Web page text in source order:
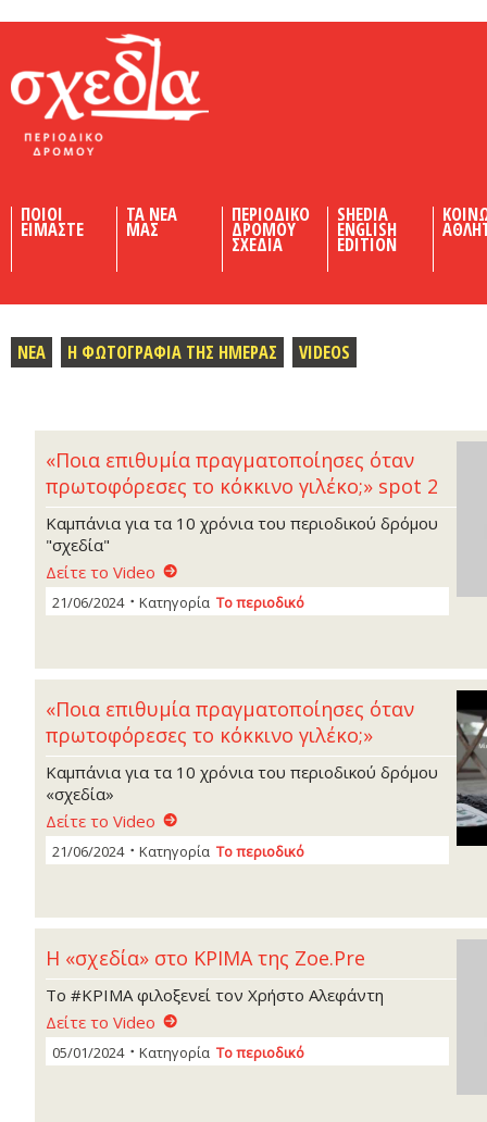
ΠΟΙΟΙ
ΕΙΜΑΣΤΕ
ΤΑ ΝΕΑ
ΜΑΣ
ΠΕΡΙΟΔΙΚΟ
ΔΡΟΜΟΥ
ΣΧΕΔΙΑ
SHEDIA
ENGLISH
EDITION
ΝΕΑ Η ΦΩΤΟΓΡΑΦΙΑ ΤΗΣ ΗΜΕΡΑΣ VIDEOS
«Ποια επιθυμία πραγματοποίησες όταν
πρωτοφόρεσες το κόκκινο γιλέκο;» spot 2
Καμπάνια για τα 10 χρόνια του περιοδικού δρόμου
"σχεδία"
Δείτε το Video
21/06/2024 Κατηγορία Το περιοδικό
«Ποια επιθυμία πραγματοποίησες όταν
πρωτοφόρεσες το κόκκινο γιλέκο;»
Καμπάνια για τα 10 χρόνια του περιοδικού δρόμου
«σχεδία»
Δείτε το Video
21/06/2024 Κατηγορία Το περιοδικό
Η «σχεδία» στο ΚΡΙΜΑ της Zoe.Pre
To #ΚΡΙΜΑ φιλοξενεί τον Χρήστο Αλεφάντη
Δείτε το Video
05/01/2024 Κατηγορία Το περιοδικό